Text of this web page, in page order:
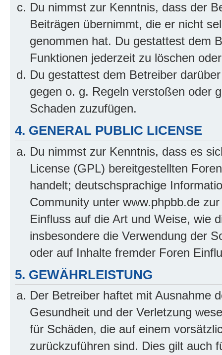
Du nimmst zur Kenntnis, dass der
Beiträgen übernimmt, die er nicht
genommen hat. Du gestattest dem
Funktionen jederzeit zu löschen
Du gestattest dem Betreiber
gegen o. g. Regeln verstoßen oder
Schaden zuzufügen.
4. GENERAL PUBLIC LICENSE
Du nimmst zur Kenntnis, dass es
License (GPL) bereitgestellten
handelt; deutschsprachige
Community unter www.phpbb.de
Einfluss auf die Art und Weise, wie
insbesondere die Verwendung der
oder auf Inhalte fremder Foren
5. GEWÄHRLEISTUNG
Der Betreiber haftet mit Ausnahme
Gesundheit und der Verletzung
für Schäden, die auf einem
zurückzuführen sind. Dies gilt auch